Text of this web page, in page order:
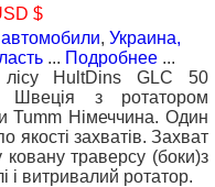
$
, Украина,
... Подробнее ...
HultDins GLC 50
Швеція з ротатором
Tumm Німеччина. Один
якості захватів. Захват
траверсу (боки)з
і витривалий ротатор.